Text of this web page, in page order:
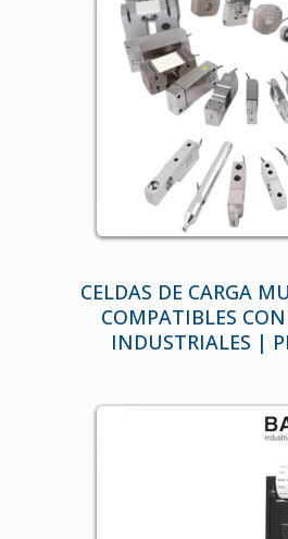
CELDAS DE CARGA
COMPATIBLES
INDUSTRIALES |